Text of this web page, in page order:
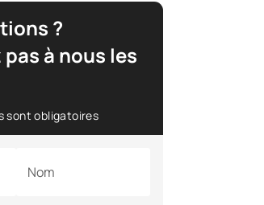
?
à nous les
sont obligatoires
Nom